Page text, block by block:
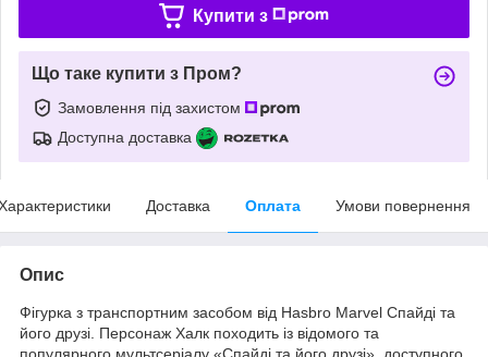
Купити з
Що таке купити з Пром?
Замовлення під захистом
Доступна доставка
Доставка Оплата Умови повернення
Опис
Фігурка з транспортним засобом від Hasbro Marvel Спайді та
його друзі. Персонаж Халк походить із відомого та
популярного мультсеріалу «Спайді та його друзі», доступного